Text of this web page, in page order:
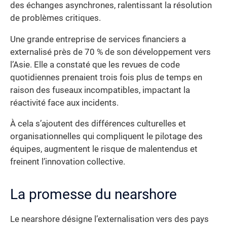
des échanges asynchrones, ralentissant la résolution
de problèmes critiques.
Une grande entreprise de services financiers a
externalisé près de 70 % de son développement vers
l’Asie. Elle a constaté que les revues de code
quotidiennes prenaient trois fois plus de temps en
raison des fuseaux incompatibles, impactant la
réactivité face aux incidents.
À cela s’ajoutent des différences culturelles et
organisationnelles qui compliquent le pilotage des
équipes, augmentent le risque de malentendus et
freinent l’innovation collective.
La promesse du nearshore
Le nearshore désigne l’externalisation vers des pays